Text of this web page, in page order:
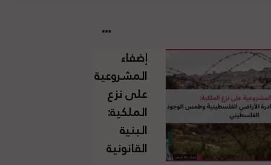
إضفاء
المشروعية
على نزع
الملكية:
البنية
القانونية